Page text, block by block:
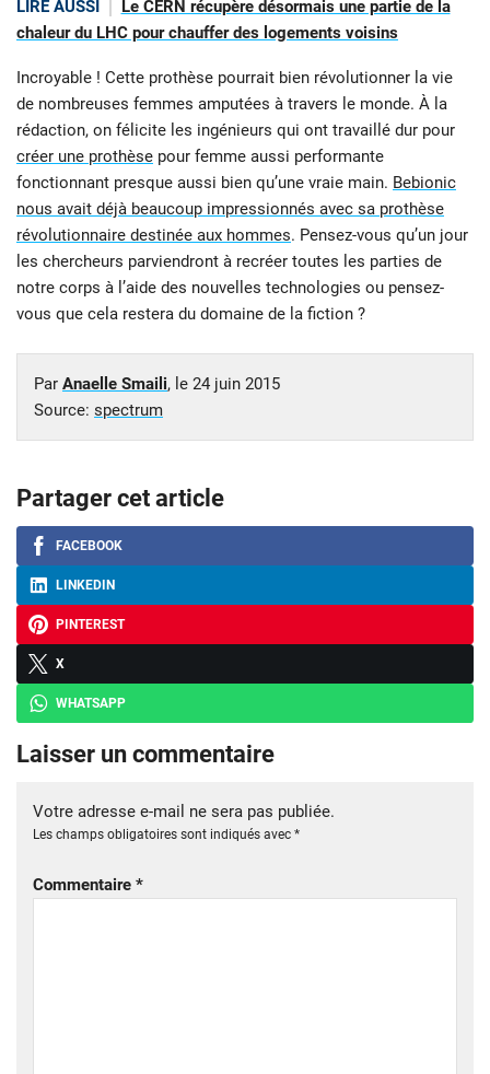
LIRE AUSSI
Le CERN récupère désormais une partie de la
chaleur du LHC pour chauffer des logements voisins
Incroyable ! Cette prothèse pourrait bien révolutionner la vie
de nombreuses femmes amputées à travers le monde. À la
rédaction, on félicite les ingénieurs qui ont travaillé dur pour
créer une prothèse pour femme aussi performante
fonctionnant presque aussi bien qu’une vraie main. Bebionic
nous avait déjà beaucoup impressionnés avec sa prothèse
révolutionnaire destinée aux hommes. Pensez-vous qu’un jour
les chercheurs parviendront à recréer toutes les parties de
notre corps à l’aide des nouvelles technologies ou pensez-
vous que cela restera du domaine de la fiction ?
Par Anaelle Smaili, le 24 juin 2015
Source: spectrum
Partager cet article
FACEBOOK
LINKEDIN
PINTEREST
X
WHATSAPP
Laisser un commentaire
Votre adresse e-mail ne sera pas publiée.
Les champs obligatoires sont indiqués avec *
Commentaire *